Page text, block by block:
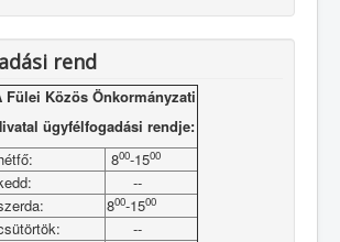
rend
Fülei Közös Önkormányzati
ügyfélfogadási rendje:
800-1500
--
800-1500
--